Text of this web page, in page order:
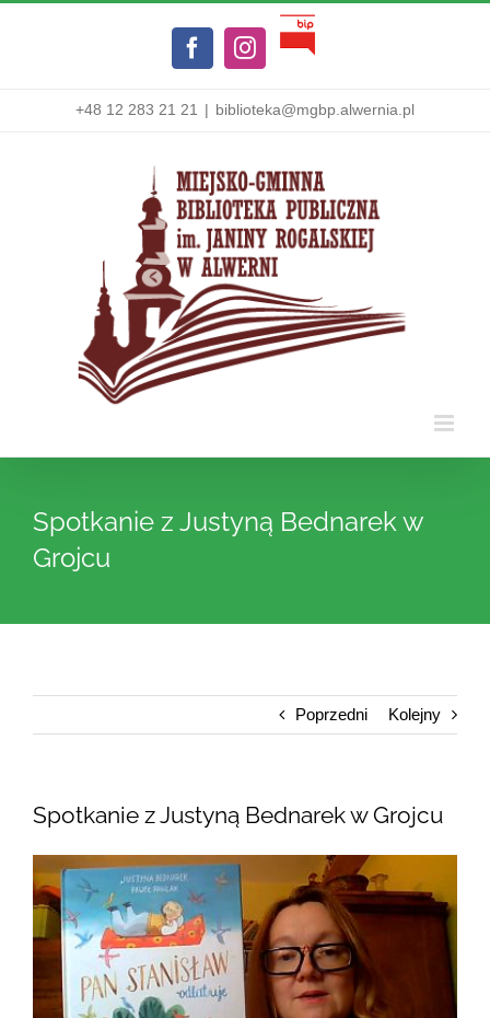
FacebookInstagram
Biuletyn
+48 12 283 21 21 | biblioteka@mgbp.alwernia.pl
Spotkanie z Justyną Bednarek w
Grojcu
Poprzedni Kolejny
Spotkanie z Justyną Bednarek w Grojcu
Pokaż
większy
obrazek